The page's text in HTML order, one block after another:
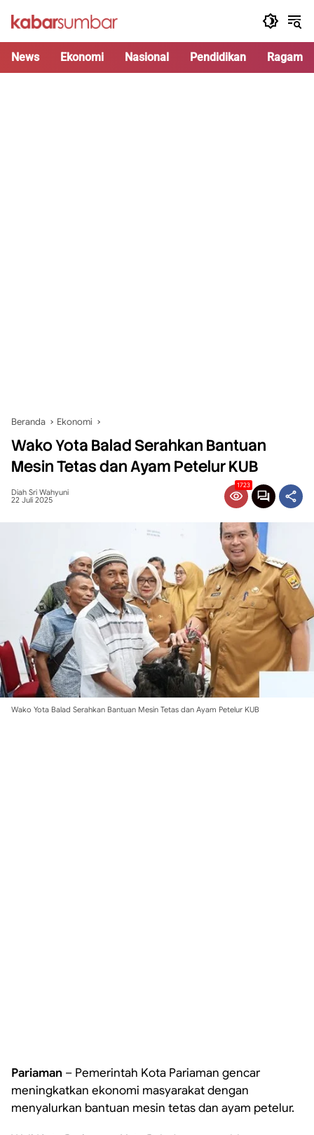
News Ekonomi Nasional Pendidikan Ragam
Beranda Ekonomi
Wako Yota Balad Serahkan Bantuan
Mesin Tetas dan Ayam Petelur KUB
Diah Sri Wahyuni
22 Juli 2025
1723
Wako Yota Balad Serahkan Bantuan Mesin Tetas dan Ayam Petelur KUB
Pariaman – Pemerintah Kota Pariaman gencar
meningkatkan ekonomi masyarakat dengan
menyalurkan bantuan mesin tetas dan ayam petelur.